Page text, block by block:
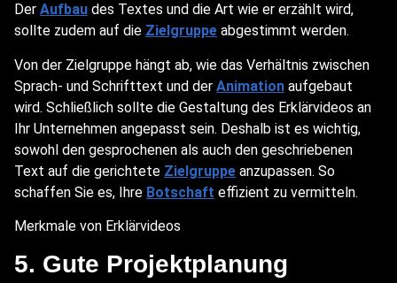
Der Aufbau des Textes und die Art wie er erzählt wird,
sollte zudem auf die Zielgruppe abgestimmt werden.
Von der Zielgruppe hängt ab, wie das Verhältnis zwischen
Sprach- und Schrifttext und der Animation aufgebaut
wird. Schließlich sollte die Gestaltung des Erklärvideos an
Ihr Unternehmen angepasst sein. Deshalb ist es wichtig,
sowohl den gesprochenen als auch den geschriebenen
Text auf die gerichtete Zielgruppe anzupassen. So
schaffen Sie es, Ihre Botschaft effizient zu vermitteln.
Merkmale von Erklärvideos
5. Gute Projektplanung